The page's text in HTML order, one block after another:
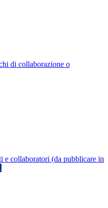
di collaborazione o
e collaboratori (da pubblicare in